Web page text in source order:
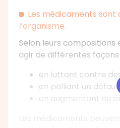
Les médicaments sont
l’organisme.
Selon leurs compositions
agir de différentes façons
en luttant contre
en palliant un
en augmentant ou